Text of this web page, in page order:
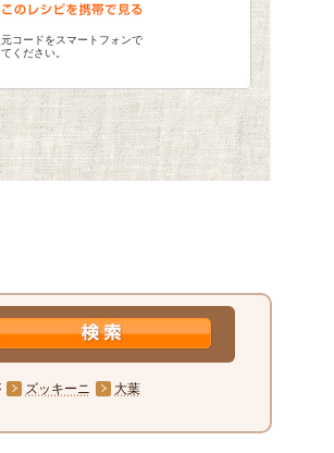
コードをスマートフォンで
ください。
ズッキーニ 大葉